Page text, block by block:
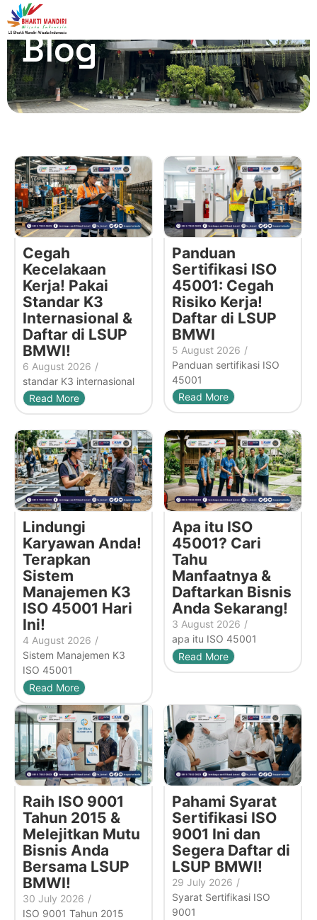
Blog
Cegah
Kecelakaan
Kerja! Pakai
Standar K3
Internasional &
Daftar di LSUP
BMWI!
6 August 2026 /
standar K3 internasional
Read More
Panduan
Sertifikasi ISO
45001: Cegah
Risiko Kerja!
Daftar di LSUP
BMWI
5 August 2026 /
Panduan sertifikasi ISO
45001
Read More
Lindungi
Karyawan Anda!
Terapkan
Sistem
Manajemen K3
ISO 45001 Hari
Ini!
4 August 2026 /
Sistem Manajemen K3
ISO 45001
Read More
Apa itu ISO
45001? Cari
Tahu
Manfaatnya &
Daftarkan Bisnis
Anda Sekarang!
3 August 2026 /
apa itu ISO 45001
Read More
Raih ISO 9001
Tahun 2015 &
Melejitkan Mutu
Bisnis Anda
Bersama LSUP
BMWI!
30 July 2026 /
ISO 9001 Tahun 2015
Pahami Syarat
Sertifikasi ISO
9001 Ini dan
Segera Daftar di
LSUP BMWI!
29 July 2026 /
Syarat Sertifikasi ISO
9001